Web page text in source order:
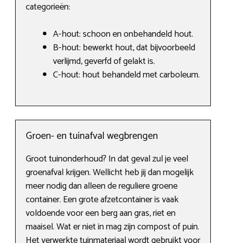
categorieën:
A-hout: schoon en onbehandeld hout.
B-hout: bewerkt hout, dat bijvoorbeeld
verlijmd, geverfd of gelakt is.
C-hout: hout behandeld met carboleum.
Groen- en tuinafval wegbrengen
Groot tuinonderhoud? In dat geval zul je veel
groenafval krijgen. Wellicht heb jij dan mogelijk
meer nodig dan alleen de reguliere groene
container. Een grote afzetcontainer is vaak
voldoende voor een berg aan gras, riet en
maaisel. Wat er niet in mag zijn compost of puin.